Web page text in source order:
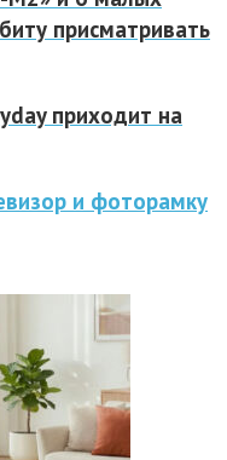
присматривать
приходит на
и фоторамку